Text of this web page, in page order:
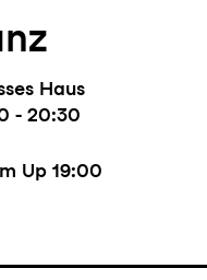
Haus
- 20:30
Up 19:00